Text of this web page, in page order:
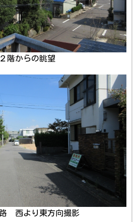
２階からの眺望
西より東方向撮影